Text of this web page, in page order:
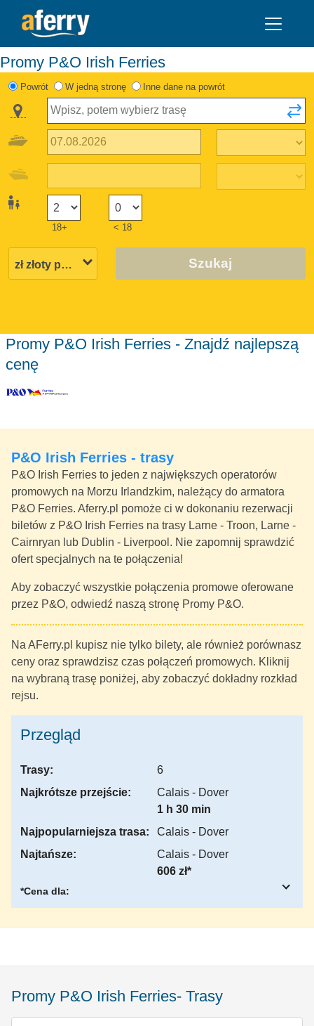
Promy P&O Irish Ferries
Powrót W jedną stronę Inne dane na powrót
18+ < 18
Szukaj
Promy P&O Irish Ferries - Znajdź najlepszą
cenę
P&O Irish Ferries - trasy
P&O Irish Ferries to jeden z największych operatorów
promowych na Morzu Irlandzkim, należący do armatora
P&O Ferries. Aferry.pl pomoże ci w dokonaniu rezerwacji
biletów z P&O Irish Ferries na trasy Larne - Troon, Larne -
Cairnryan lub Dublin - Liverpool. Nie zapomnij sprawdzić
ofert specjalnych na te połączenia!
Aby zobaczyć wszystkie połączenia promowe oferowane
przez P&O, odwiedź naszą stronę Promy P&O.
Na AFerry.pl kupisz nie tylko bilety, ale również porównasz
ceny oraz sprawdzisz czas połączeń promowych. Kliknij
na wybraną trasę poniżej, aby zobaczyć dokładny rozkład
rejsu.
Przegląd
Trasy:
6
Najkrótsze przejście:
Calais - Dover
1 h 30 min
Najpopularniejsza trasa:
Calais - Dover
Najtańsze:
Calais - Dover
606 zł*
*Cena dla:
Promy P&O Irish Ferries- Trasy